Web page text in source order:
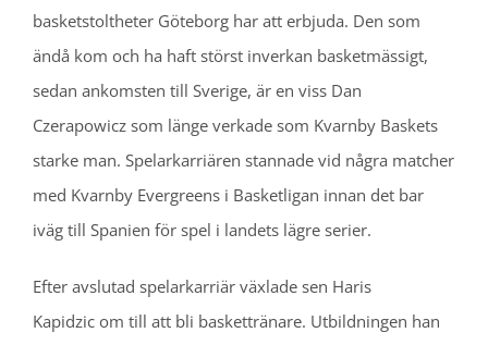
basketstoltheter Göteborg har att erbjuda. Den som
ändå kom och ha haft störst inverkan basketmässigt,
sedan ankomsten till Sverige, är en viss Dan
Czerapowicz som länge verkade som Kvarnby Baskets
starke man. Spelarkarriären stannade vid några matcher
med Kvarnby Evergreens i Basketligan innan det bar
iväg till Spanien för spel i landets lägre serier.
Efter avslutad spelarkarriär växlade sen Haris
Kapidzic om till att bli baskettränare. Utbildningen han